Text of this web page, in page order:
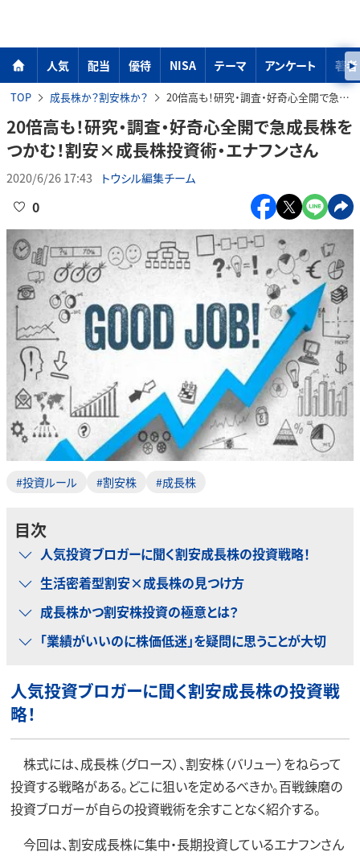
人気 配当 優待 NISA テーマ アンケート 著者
TOP 成長株か？割安株か？ 20倍高も！研究・調査・好奇心全開で急成長株をつかむ！割安×成長株投資術・エナフンさん
20倍高も！研究・調査・好奇心全開で急成長株を
つかむ！割安×成長株投資術・エナフンさん
2020/6/26 17:43 トウシル編集チーム
0
#投資ルール #割安株 #成長株
目次
人気投資ブロガーに聞く割安成長株の投資戦略！
生活密着型割安×成長株の見つけ方
成長株かつ割安株投資の極意とは？
「業績がいいのに株価低迷」を疑問に思うことが大切
人気投資ブロガーに聞く割安成長株の投資戦
略！
株式には、成長株（グロース）、割安株（バリュー）をねらって
投資する戦略がある。どこに狙いを定めるべきか。百戦錬磨の
投資ブロガーが自らの投資戦術を余すことなく紹介する。
今回は、割安成長株に集中・長期投資しているエナフンさん